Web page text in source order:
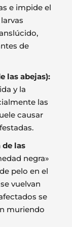
e impide el
de
las abejas):
y la
las
causar
de las
negra»
pelo en el
vuelvan
se
muriendo